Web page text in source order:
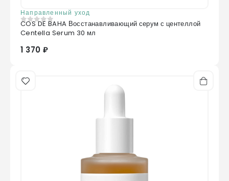
Направленный уход
0из 5
COS DE BAHA Восстанавливающий серум с центеллой
Centella Serum 30 мл
1 370 ₽